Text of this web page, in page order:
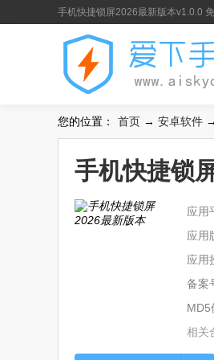
手机快捷锁屏2026最新版本v1.0.0
您的位置： 首页 → 安卓软件 →
手机快捷锁
应用
应用
应用
备案
相关